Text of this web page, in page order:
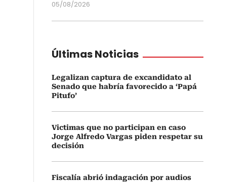
05/08/2026
Últimas Noticias
Legalizan captura de excandidato al
Senado que habría favorecido a ‘Papá
Pitufo’
Victimas que no participan en caso
Jorge Alfredo Vargas piden respetar su
decisión
Fiscalía abrió indagación por audios